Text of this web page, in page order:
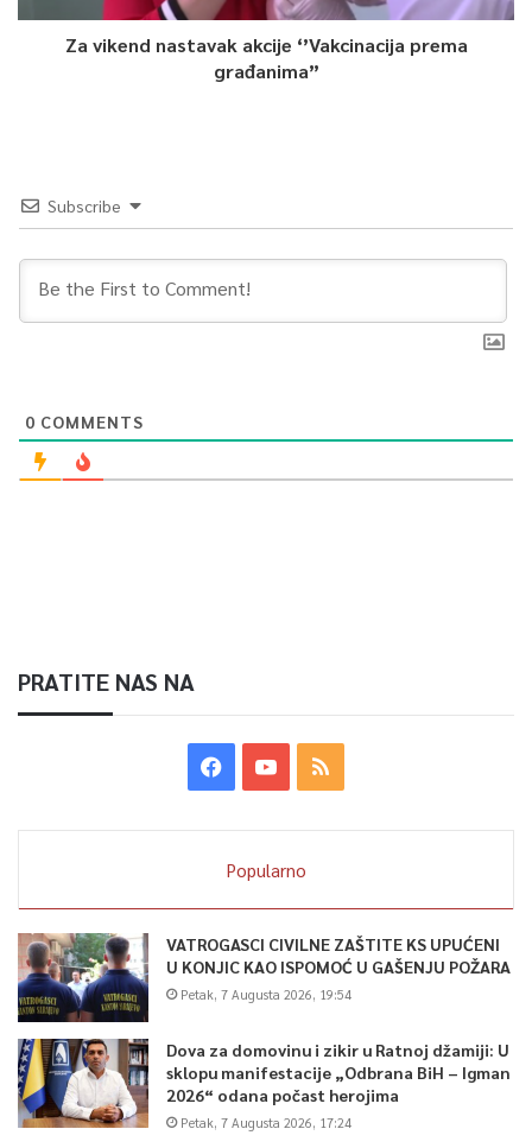
Za vikend nastavak akcije ‘’Vakcinacija prema
građanima”
Subscribe
0 COMMENTS
PRATITE NAS NA
Popularno
VATROGASCI CIVILNE ZAŠTITE KS UPUĆENI
U KONJIC KAO ISPOMOĆ U GAŠENJU POŽARA
Petak, 7 Augusta 2026, 19:54
Dova za domovinu i zikir u Ratnoj džamiji: U
sklopu manifestacije „Odbrana BiH – Igman
2026“ odana počast herojima
Petak, 7 Augusta 2026, 17:24